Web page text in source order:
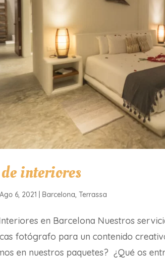
interiores
Ago 6, 2021 |Barcelona,Terrassa
en Barcelona Nuestros
fotógrafo para un contenido
en nuestros paquetes? ¿Qué os